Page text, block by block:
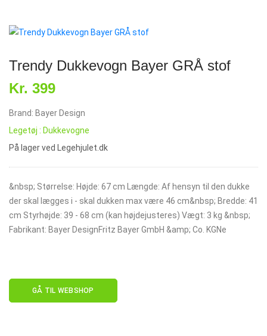
Trendy Dukkevogn Bayer GRÅ stof
Kr. 399
Brand: Bayer Design
Legetøj : Dukkevogne
På lager ved Legehjulet.dk
&nbsp; Størrelse: Højde: 67 cm Længde: Af hensyn til den dukke
der skal lægges i - skal dukken max være 46 cm&nbsp; Bredde: 41
cm Styrhøjde: 39 - 68 cm (kan højdejusteres) Vægt: 3 kg &nbsp;
Fabrikant: Bayer DesignFritz Bayer GmbH &amp; Co. KGNe
GÅ TIL WEBSHOP